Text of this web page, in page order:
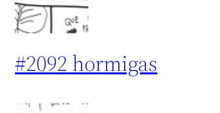
#2092 hormigas